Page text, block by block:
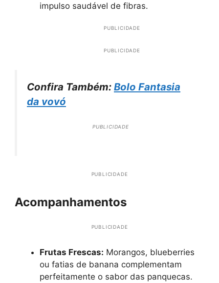
impulso saudável de fibras.
PUBLICIDADE
PUBLICIDADE
Confira Também: Bolo Fantasia
da vovó
PUBLICIDADE
PUBLICIDADE
Acompanhamentos
PUBLICIDADE
Frutas Frescas: Morangos, blueberries
ou fatias de banana complementam
perfeitamente o sabor das panquecas.